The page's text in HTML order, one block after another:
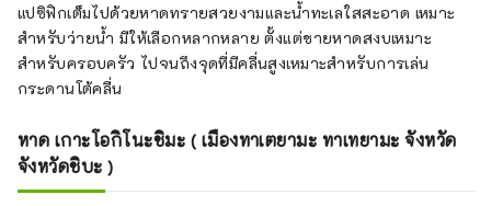
แปซิฟิกเต็มไปด้วยหาดทรายสวยงามและน้ำทะเลใสสะอาด เหมาะ
สำหรับว่ายน้ำ มีให้เลือกหลากหลาย ตั้งแต่ชายหาดสงบเหมาะ
สำหรับครอบครัว ไปจนถึงจุดที่มีคลื่นสูงเหมาะสำหรับการเล่น
กระดานโต้คลื่น
หาด เกาะโอกิโนะชิมะ ( เมืองทาเตยามะ ทาเทยามะ จังหวัด
จังหวัดชิบะ )